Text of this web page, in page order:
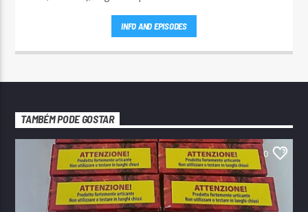
INFO AND EPISODES
TAMBÉM PODE GOSTAR
0